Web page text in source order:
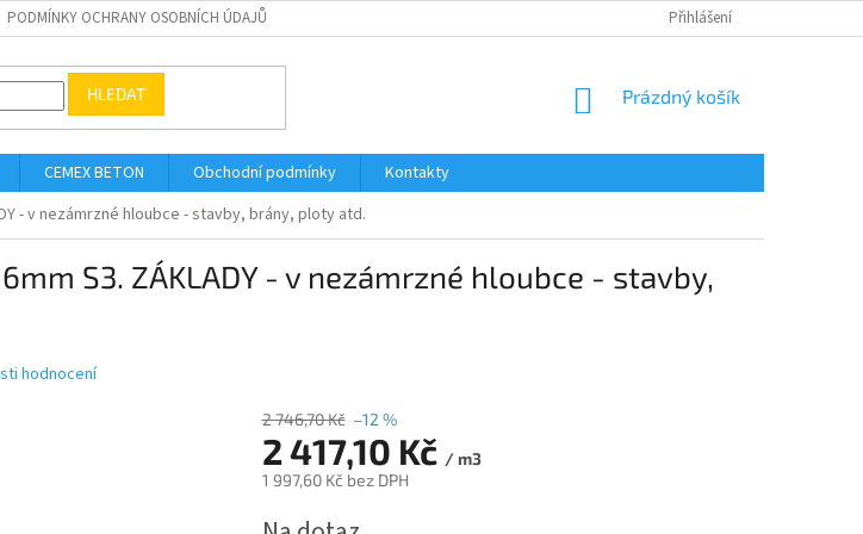
PODMÍNKY OCHRANY OSOBNÍCH ÚDAJŮ Přihlášení
HLEDAT
NÁKUPNÍ
Prázdný košík
CEMEX BETON Obchodní podmínky
Kontakty
- v nezámrzné hloubce - stavby, brány, ploty atd.
S3. ZÁKLADY - v nezámrzné hloubce - stavby,
hodnocení
2 746,70 Kč –12 %
2 417,10 Kč / m3
1 997,60 Kč bez DPH